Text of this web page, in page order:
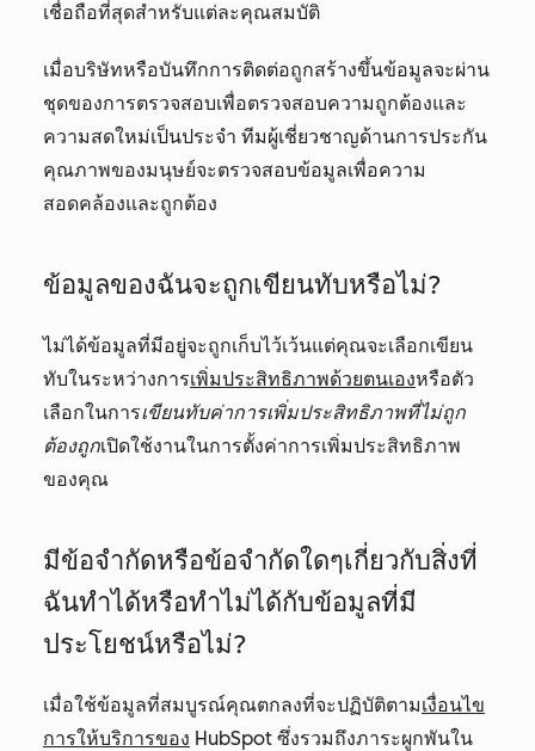
เชื่อถือที่สุดสำหรับแต่ละคุณสมบัติ
เมื่อบริษัทหรือบันทึกการติดต่อถูกสร้างขึ้นข้อมูลจะผ่าน
ชุดของการตรวจสอบเพื่อตรวจสอบความถูกต้องและ
ความสดใหม่เป็นประจำ ทีมผู้เชี่ยวชาญด้านการประกัน
คุณภาพของมนุษย์จะตรวจสอบข้อมูลเพื่อความ
สอดคล้องและถูกต้อง
ข้อมูลของฉันจะถูกเขียนทับหรือไม่?
ไม่ได้ข้อมูลที่มีอยู่จะถูกเก็บไว้เว้นแต่คุณจะเลือกเขียน
ทับในระหว่างการเพิ่มประสิทธิภาพด้วยตนเองหรือตัว
เลือกในการเขียนทับค่าการเพิ่มประสิทธิภาพที่ไม่ถูก
ต้องถูกเปิดใช้งานในการตั้งค่าการเพิ่มประสิทธิภาพ
ของคุณ
มีข้อจำกัดหรือข้อจำกัดใดๆเกี่ยวกับสิ่งที่
ฉันทำได้หรือทำไม่ได้กับข้อมูลที่มี
ประโยชน์หรือไม่?
เมื่อใช้ข้อมูลที่สมบูรณ์คุณตกลงที่จะปฏิบัติตามเงื่อนไข
การให้บริการของ HubSpot ซึ่งรวมถึงภาระผูกพันใน